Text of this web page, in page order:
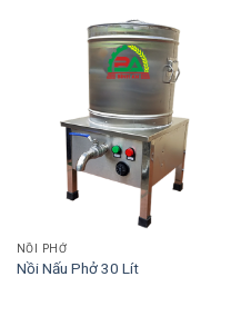
NỒI PHỞ
Nồi Nấu Phở 30 Lít